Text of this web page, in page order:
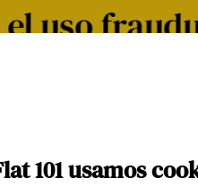
101 usamos
uso